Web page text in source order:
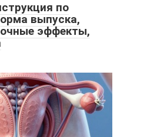
по
выпуска,
эффекты,